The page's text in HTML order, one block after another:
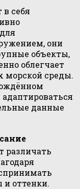
себя
они
объекты,
облегчает
морской среды.
данные
различать
и оттенки.